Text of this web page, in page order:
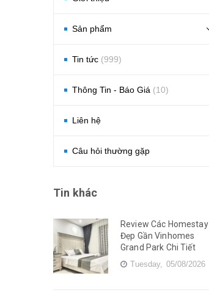
Sản phẩm
Tin tức (999)
Thông Tin - Báo Giá (10)
Liên hệ
Câu hỏi thường gặp
Tin khác
Review Các Homestay
Đẹp Gần Vinhomes
Grand Park Chi Tiết
Tuesday, 05/08/2026